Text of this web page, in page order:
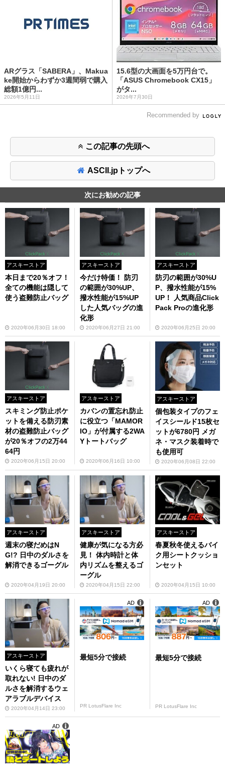
ARグラス「SABERA」、Makua
ke開始からわずか3週間弱で購入
総額1億円...
2026年5月11日
15.6型の大画面を5万円台で。
「ASUS Chromebook CX15」
がタ...
2026年7月30日
Recommended by
この記事の先頭へ
ASCII.jpトップへ
次にお勧めの記事
アスキーストア
本日まで20％オフ！
全ての機能は隠して
使う盗難防止バッグ
2020年06月30日 18:00
アスキーストア
今だけ特価！ 防刃
の範囲が30%UP、
撥水性能が15%UP
した人気バッグの進
化形
2020年06月27日 21:00
アスキーストア
防刃の範囲が30%U
P、撥水性能が15%
UP！ 人気商品Click
Pack Proの進化形
2020年06月25日 20:00
アスキーストア
スキミング防止ポケ
ットを備える防刃素
材の盗難防止バッグ
が20％オフの2万44
64円
2020年06月15日 20:00
アスキーストア
カバンの置忘れ防止
に役立つ「MAMOR
IO」が付属する2WA
Yトートバッグ
2020年06月16日 10:00
アスキーストア
個包装タイプのフェ
イスシールド15枚セ
ットが6780円 メガ
ネ・マスク装着時で
も使用可
2020年06月08日 22:00
アスキーストア
週末の寝だめはN
G!? 日中のダルさを
解消できるゴーグル
2020年04月19日 20:00
アスキーストア
健康が気になる方必
見！ 体内時計と体
内リズムを整えるゴ
ーグル
2020年04月15日 22:00
アスキーストア
春夏秋冬使えるバイ
ク用シートクッショ
ンセット
2020年04月15日 10:00
アスキーストア
いくら寝ても疲れが
取れない! 日中のダ
ルさを解消するウェ
アラブルデバイス
2020年04月14日 23:00
最短5分で接続
PR LotusFlare Inc
AD
最短5分で接続
PR LotusFlare Inc
AD
AD